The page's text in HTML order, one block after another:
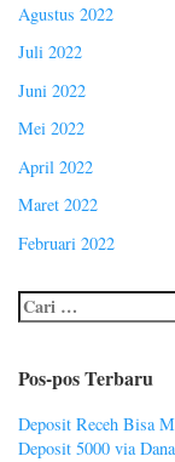
Agustus 2022
Juli 2022
Juni 2022
Mei 2022
April 2022
Maret 2022
Februari 2022
Pos-pos Terbaru
Deposit Receh Bisa
Deposit 5000 via Dana